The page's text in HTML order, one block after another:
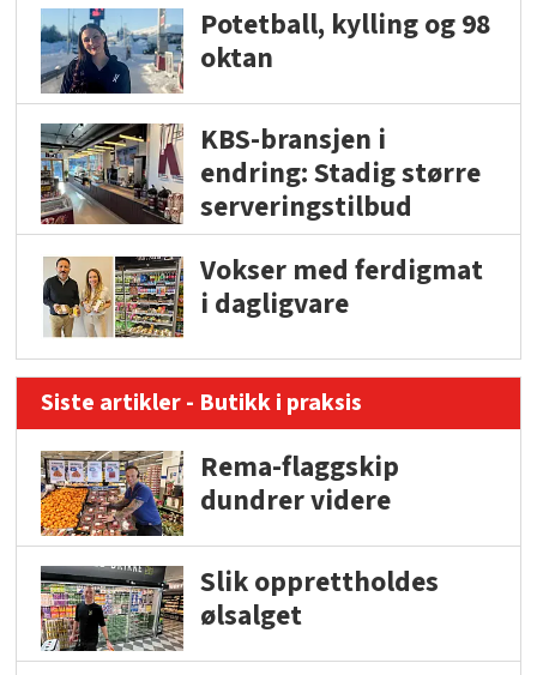
Potetball, kylling og 98
oktan
KBS-bransjen i
endring: Stadig større
serveringstilbud
Vokser med ferdigmat
i dagligvare
Siste artikler - Butikk i praksis
Rema-flaggskip
dundrer videre
Slik opprettholdes
ølsalget